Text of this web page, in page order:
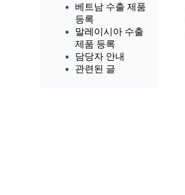
베트남 수출 제품
등록
말레이시아 수출
제품 등록
담당자 안내
관련된 글